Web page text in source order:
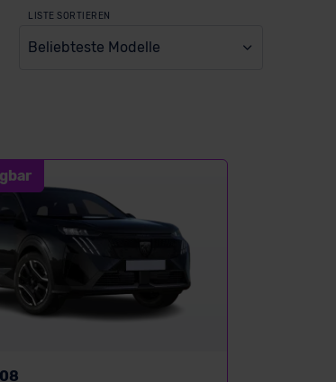
LISTE SORTIEREN
Beliebteste Modelle